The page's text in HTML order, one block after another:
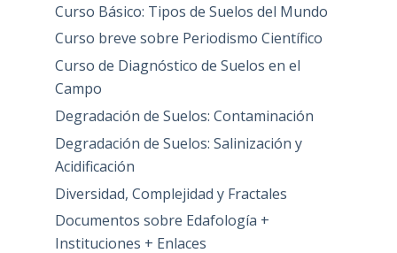
Curso Básico: Tipos de Suelos del Mundo
Curso breve sobre Periodismo Científico
Curso de Diagnóstico de Suelos en el
Campo
Degradación de Suelos: Contaminación
Degradación de Suelos: Salinización y
Acidificación
Diversidad, Complejidad y Fractales
Documentos sobre Edafología +
Instituciones + Enlaces